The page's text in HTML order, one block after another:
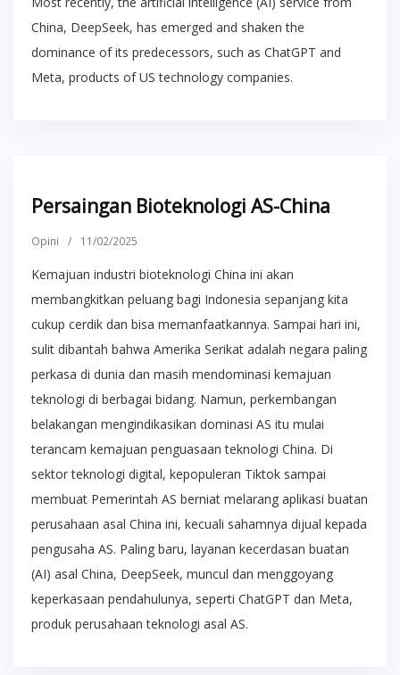
China, DeepSeek, has emerged and shaken the
dominance of its predecessors, such as ChatGPT and
Meta, products of US technology companies.
Persaingan Bioteknologi AS-China
Opini / 11/02/2025
Kemajuan industri bioteknologi China ini akan
membangkitkan peluang bagi Indonesia sepanjang kita
cukup cerdik dan bisa memanfaatkannya. Sampai hari ini,
sulit dibantah bahwa Amerika Serikat adalah negara paling
perkasa di dunia dan masih mendominasi kemajuan
teknologi di berbagai bidang. Namun, perkembangan
belakangan mengindikasikan dominasi AS itu mulai
terancam kemajuan penguasaan teknologi China. Di
sektor teknologi digital, kepopuleran Tiktok sampai
membuat Pemerintah AS berniat melarang aplikasi buatan
perusahaan asal China ini, kecuali sahamnya dijual kepada
pengusaha AS. Paling baru, layanan kecerdasan buatan
(AI) asal China, DeepSeek, muncul dan menggoyang
keperkasaan pendahulunya, seperti ChatGPT dan Meta,
produk perusahaan teknologi asal AS.